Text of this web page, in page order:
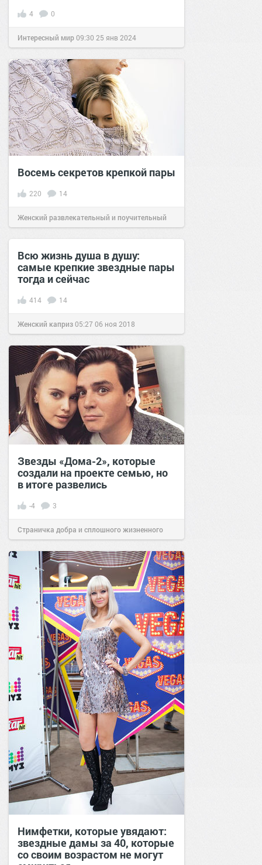
4 0
Интересный мир09:30 25 янв 2024
Восемь секретов крепкой пары
220 14
Женский развлекательный и поучительный
сайт. 19:47 08 дек 2020
Всю жизнь душа в душу:
самые крепкие звездные пары
тогда и сейчас
414 14
Женский каприз05:27 06 ноя 2018
Звезды «Дома-2», которые
создали на проекте семью, но
в итоге развелись
-4 3
Страничка добра и сплошного жизненного
позитива!07:1021 фев 2023
Нимфетки, которые увядают:
звездные дамы за 40, которые
со своим возрастом не могут